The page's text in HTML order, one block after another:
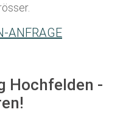
ANFRAGE
Hochfelden -